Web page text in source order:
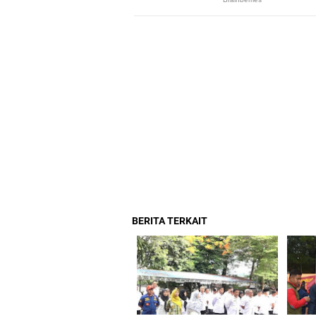
BERITA TERKAIT